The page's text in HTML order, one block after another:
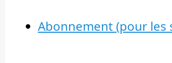
Abonnement (pour les